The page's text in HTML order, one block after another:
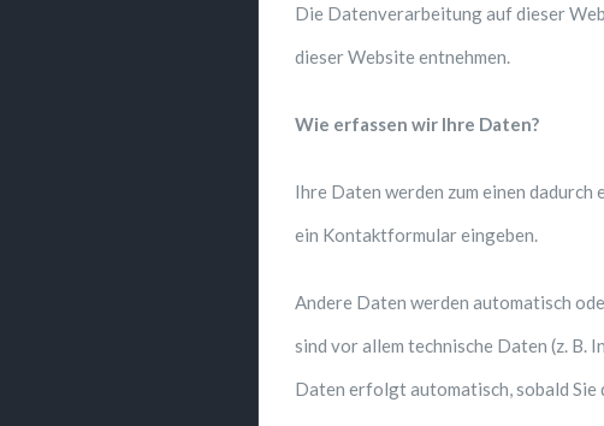
Die Datenverarbeitung auf dieser
dieser Website entnehmen.
Wie erfassen wir Ihre Daten?
Ihre Daten werden zum einen dadurch
ein Kontaktformular eingeben.
Andere Daten werden automatisch
sind vor allem technische Daten (z.
Daten erfolgt automatisch, sobald Sie